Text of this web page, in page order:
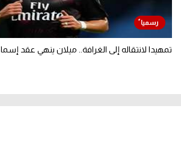
تمهيدا لانتقاله إلى الغرافة.. ميلان ينهي عقد